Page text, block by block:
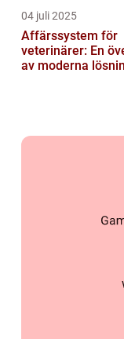
04 juli 2025
Affärssystem för
veterinärer: En
av moderna